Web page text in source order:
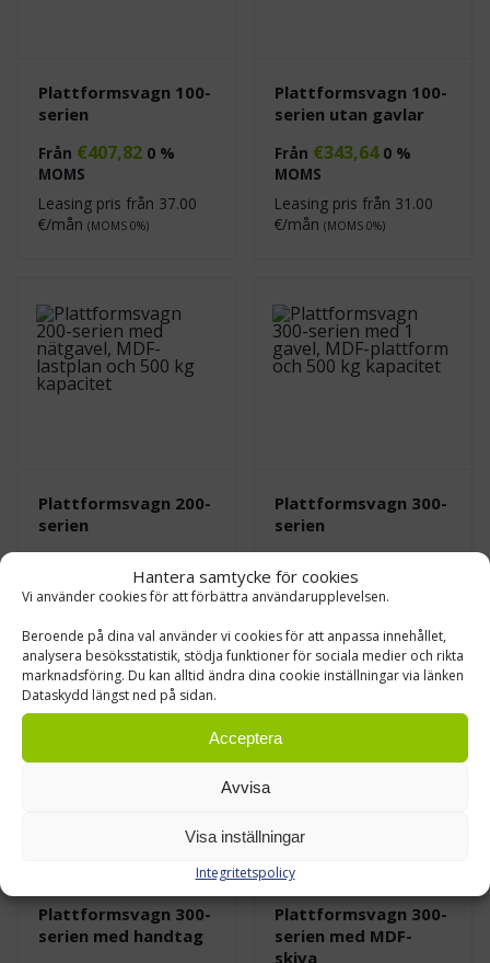
Hantera samtycke för cookies
Vi använder cookies för att förbättra användarupplevelsen.
Beroende på dina val använder vi cookies för att anpassa innehållet,
analysera besöksstatistik, stödja funktioner för sociala medier och rikta
marknadsföring. Du kan alltid ändra dina cookie inställningar via länken
Dataskydd längst ned på sidan.
Acceptera
Avvisa
Visa inställningar
Integritetspolicy
Plattformsvagn 100-
serien
Från €407,82 0 %
MOMS
Leasing pris från 37.00
€/mån (MOMS 0%)
Plattformsvagn 100-
serien utan gavlar
Från €343,64 0 %
MOMS
Leasing pris från 31.00
€/mån (MOMS 0%)
Plattformsvagn 200-
serien
€/mån (MOMS 0%)
Plattformsvagn 300-
serien
MOMS
€/mån (MOMS 0%)
Plattformsvagn 300-
serien med handtag
Plattformsvagn 300-
serien med MDF-
skiva